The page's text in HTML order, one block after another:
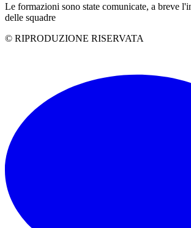
Le formazioni sono state comunicate, a breve
delle squadre
© RIPRODUZIONE RISERVATA